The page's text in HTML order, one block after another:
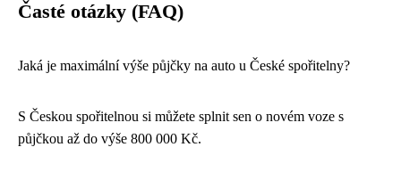
Časté otázky (FAQ)
Jaká je maximální výše půjčky na auto u České spořitelny?
S Českou spořitelnou si můžete splnit sen o novém voze s
půjčkou až do výše 800 000 Kč.